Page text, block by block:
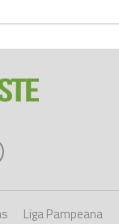
Liga Pampeana